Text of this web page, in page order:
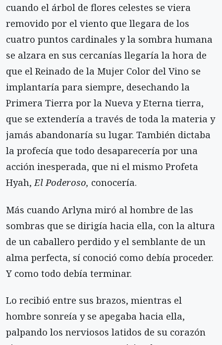
cuando el árbol de flores celestes se viera
removido por el viento que llegara de los
cuatro puntos cardinales y la sombra humana
se alzara en sus cercanías llegaría la hora de
que el Reinado de la Mujer Color del Vino se
implantaría para siempre, desechando la
Primera Tierra por la Nueva y Eterna tierra,
que se extendería a través de toda la materia y
jamás abandonaría su lugar. También dictaba
la profecía que todo desaparecería por una
acción inesperada, que ni el mismo Profeta
Hyah,El Poderoso, conocería.
Más cuando Arlyna miró al hombre de las
sombras que se dirigía hacia ella, con la altura
de un caballero perdido y el semblante de un
alma perfecta, sí conoció como debía proceder.
Y como todo debía terminar.
Lo recibió entre sus brazos, mientras el
hombre sonreía y se apegaba hacia ella,
palpando los nerviosos latidos de su corazón